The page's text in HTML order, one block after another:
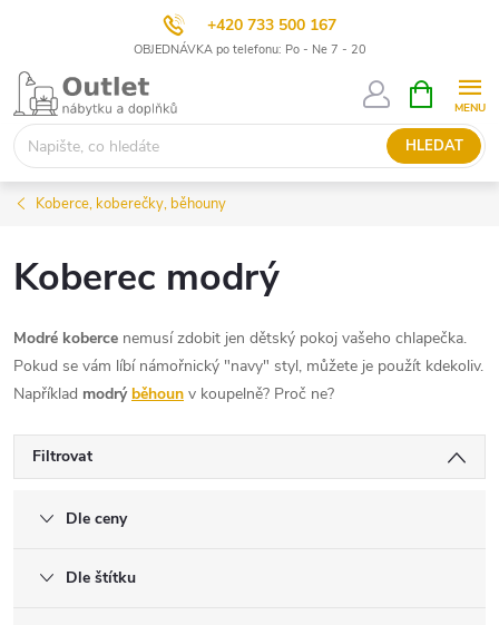
+420 733 500 167
OBJEDNÁVKA po telefonu: Po - Ne 7 - 20
Přejít
obsah
HLEDAT
NÁKUPNÍ
KOŠÍK
Koberce, koberečky, běhouny
Koberec modrý
Modré koberce nemusí zdobit jen dětský pokoj vašeho chlapečka.
Pokud se vám líbí námořnický "navy" styl, můžete je použít kdekoliv.
Například modrýběhoun v koupelně? Proč ne?
Filtrovat
Dle ceny
Dle štítku